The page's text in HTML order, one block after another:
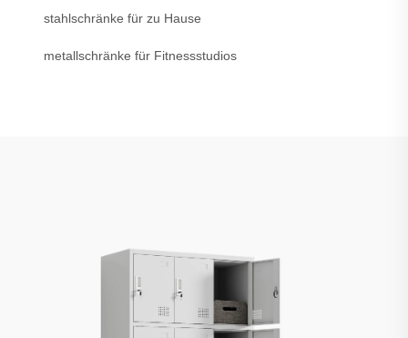
stahlschränke für zu Hause
metallschränke für Fitnessstudios